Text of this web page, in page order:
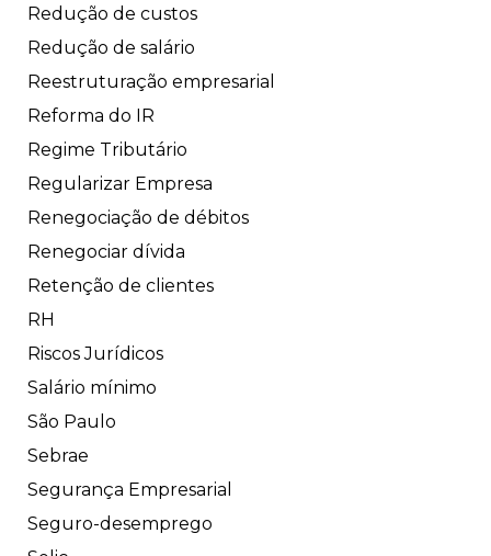
Redução de custos
Redução de salário
Reestruturação empresarial
Reforma do IR
Regime Tributário
Regularizar Empresa
Renegociação de débitos
Renegociar dívida
Retenção de clientes
RH
Riscos Jurídicos
Salário mínimo
São Paulo
Sebrae
Segurança Empresarial
Seguro-desemprego